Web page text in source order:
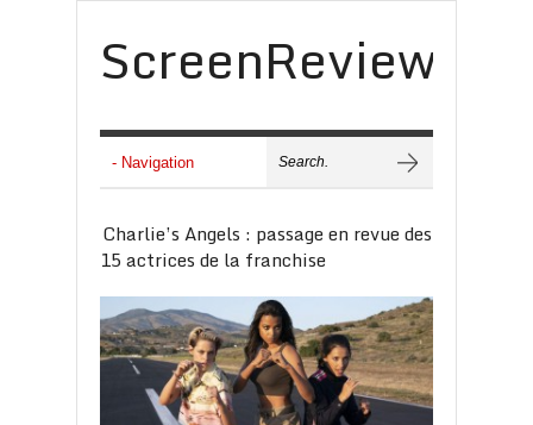
ScreenReview
Charlie’s Angels : passage en revue des
15 actrices de la franchise